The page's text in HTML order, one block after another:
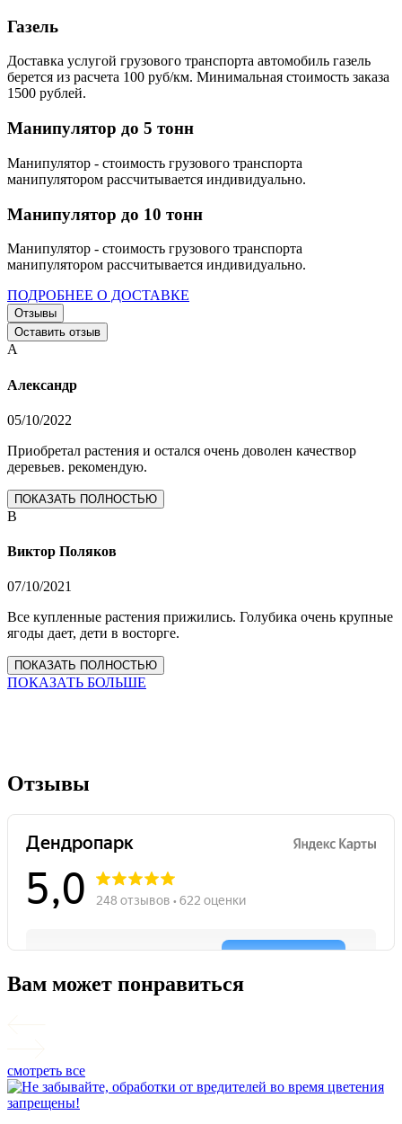
Газель
Доставка услугой грузового транспорта автомобиль газель
берется из расчета 100 руб/км. Минимальная стоимость заказа
1500 рублей.
Манипулятор до 5 тонн
Манипулятор - стоимость грузового транспорта
манипулятором рассчитывается индивидуально.
Манипулятор до 10 тонн
Манипулятор - стоимость грузового транспорта
манипулятором рассчитывается индивидуально.
ПОДРОБНЕЕ О ДОСТАВКЕ
Отзывы
Оставить отзыв
А
Александр
05/10/2022
Приобретал растения и остался очень доволен качествор
деревьев. рекомендую.
ПОКАЗАТЬ ПОЛНОСТЬЮ
В
Виктор Поляков
07/10/2021
Все купленные растения прижились. Голубика очень крупные
ягоды дает, дети в восторге.
ПОКАЗАТЬ ПОЛНОСТЬЮ
ПОКАЗАТЬ БОЛЬШЕ
Отзывы
Вам может понравиться
смотреть все